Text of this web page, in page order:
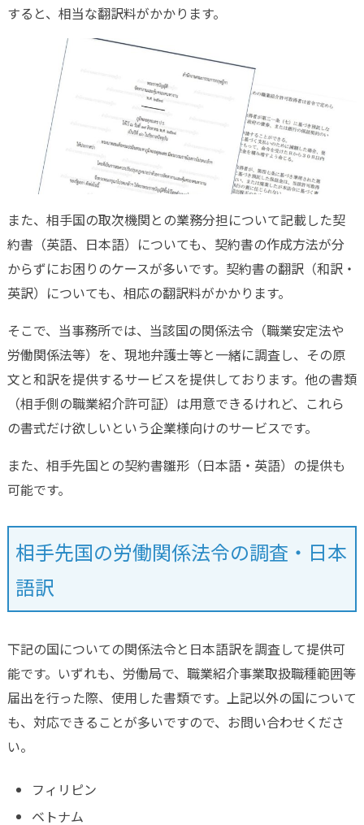
すると、相当な翻訳料がかかります。
また、相手国の取次機関との業務分担について記載した契
約書（英語、日本語）についても、契約書の作成方法が分
からずにお困りのケースが多いです。契約書の翻訳（和訳・
英訳）についても、相応の翻訳料がかかります。
そこで、当事務所では、当該国の関係法令（職業安定法や
労働関係法等）を、現地弁護士等と一緒に調査し、その原
文と和訳を提供するサービスを提供しております。他の書類
（相手側の職業紹介許可証）は用意できるけれど、これら
の書式だけ欲しいという企業様向けのサービスです。
また、相手先国との契約書雛形（日本語・英語）の提供も
可能です。
相手先国の労働関係法令の調査・日本
語訳
下記の国についての関係法令と日本語訳を調査して提供可
能です。いずれも、労働局で、職業紹介事業取扱職種範囲等
届出を行った際、使用した書類です。上記以外の国について
も、対応できることが多いですので、お問い合わせくださ
い。
フィリピン
ベトナム